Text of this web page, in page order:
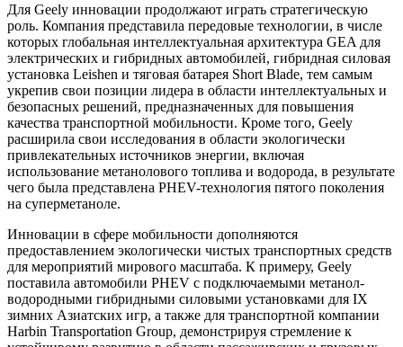
Для Geely инновации продолжают играть стратегическую
роль. Компания представила передовые технологии, в числе
которых глобальная интеллектуальная архитектура GEA для
электрических и гибридных автомобилей, гибридная силовая
установка Leishen и тяговая батарея Short Blade, тем самым
укрепив свои позиции лидера в области интеллектуальных и
безопасных решений, предназначенных для повышения
качества транспортной мобильности. Кроме того, Geely
расширила свои исследования в области экологически
привлекательных источников энергии, включая
использование метанолового топлива и водорода, в результате
чего была представлена PHEV-технология пятого поколения
на суперметаноле.
Инновации в сфере мобильности дополняются
предоставлением экологически чистых транспортных средств
для мероприятий мирового масштаба. К примеру, Geely
поставила автомобили PHEV с подключаемыми метанол-
водородными гибридными силовыми установками для IX
зимних Азиатских игр, а также для транспортной компании
Harbin Transportation Group, демонстрируя стремление к